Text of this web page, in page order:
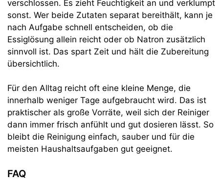
verschlossen. Es zieht Feuchtigkeit an und verklumpt
sonst. Wer beide Zutaten separat bereithält, kann je
nach Aufgabe schnell entscheiden, ob die
Essiglösung allein reicht oder ob Natron zusätzlich
sinnvoll ist. Das spart Zeit und hält die Zubereitung
übersichtlich.
Für den Alltag reicht oft eine kleine Menge, die
innerhalb weniger Tage aufgebraucht wird. Das ist
praktischer als große Vorräte, weil sich der Reiniger
dann immer frisch anfühlt und gut dosieren lässt. So
bleibt die Reinigung einfach, sauber und für die
meisten Haushaltsaufgaben gut geeignet.
FAQ